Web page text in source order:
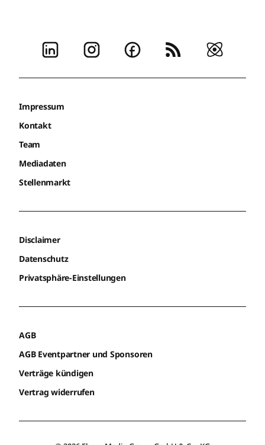
Impressum
Kontakt
Team
Mediadaten
Stellenmarkt
Disclaimer
Datenschutz
Privatsphäre-Einstellungen
AGB
AGB Eventpartner und Sponsoren
Verträge kündigen
Vertrag widerrufen